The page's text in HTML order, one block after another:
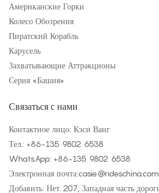
Американские Горки
Колесо Обозрения
Пиратский Корабль
Карусель
Захватывающие Аттракционы
Серия «Башня»
Связаться с нами
Контактное лицо: Кэси Ванг
Тел.: +86-135 9802 6538
WhatsApp: +86-135 9802 6538
Электронная почта:casie@rideschina.com
Добавить: Нет. 207, Западная часть